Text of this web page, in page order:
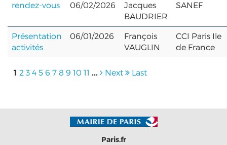
rendez-vous 06/02/2026
Jacques
BAUDRIER
SANEF
Présentation
activités
06/01/2026
François
VAUGLIN
CCI Paris Ile
de France
1 2 3 4 5 6 7 8 9 10 11 ... Next Last
Paris.fr